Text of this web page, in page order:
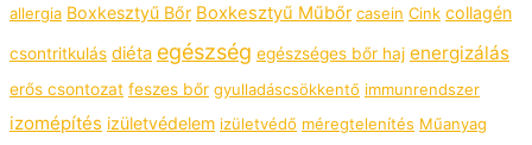
allergia Boxkesztyű Bőr Boxkesztyű Műbőr casein Cink collagén
csontritkulás diéta egészség egészséges bőr haj energizálás
erős csontozat feszes bőr gyulladáscsökkentő immunrendszer
izomépítés izületvédelem izületvédő méregtelenítés Műanyag